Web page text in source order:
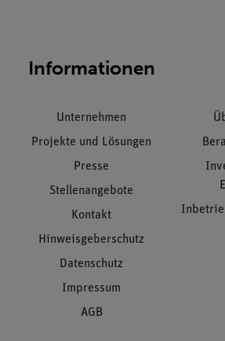
Informationen
Unternehmen
Projekte und Lösungen
Presse
Stellenangebote
Kontakt
Hinweisgeberschutz
Datenschutz
Impressum
AGB